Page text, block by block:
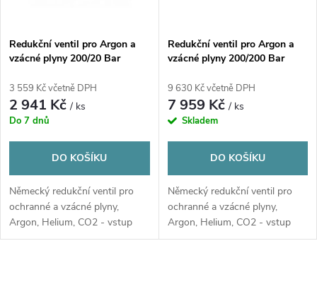
Redukční ventil pro Argon a
vzácné plyny 200/20 Bar
3 559 Kč včetně DPH
2 941 Kč/ ks
Do 7 dnů
DO KOŠÍKU
Německý redukční ventil pro
ochranné a vzácné plyny,
Argon, Helium, CO2 - vstup
200 Bar pro výstupní tlaky 10
Redukční ventil pro Argon a
vzácné plyny 200/200 Bar
9 630 Kč včetně DPH
7 959 Kč/ ks
Skladem
DO KOŠÍKU
Německý redukční ventil pro
ochranné a vzácné plyny,
Argon, Helium, CO2 - vstup
200 Bar pro výstupní tlaky 0-